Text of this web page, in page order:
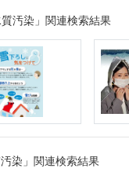
汚染」関連検索結果
染」関連検索結果